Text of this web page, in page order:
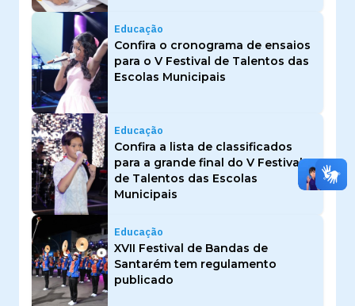
Educação
Confira o cronograma de ensaios
para o V Festival de Talentos das
Escolas Municipais
Educação
Confira a lista de classificados
para a grande final do V Festival
de Talentos das Escolas
Municipais
Educação
XVII Festival de Bandas de
Santarém tem regulamento
publicado